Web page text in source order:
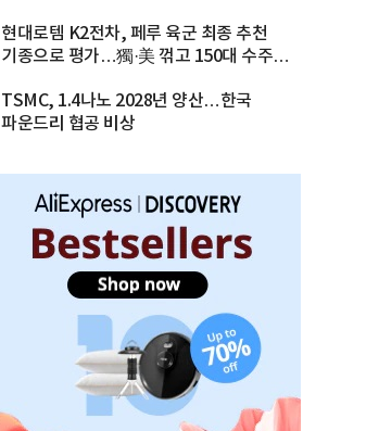
현대로템 K2전차, 페루 육군 최종 추천
기종으로 평가…獨·美 꺾고 150대 수주
TSMC, 1.4나노 2028년 양산…한국
파운드리 협공 비상